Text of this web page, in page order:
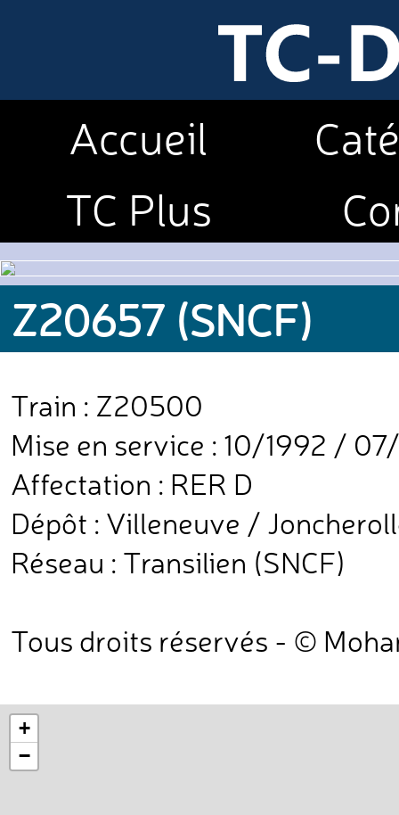
Accueil
TC Plus
Z20657 (SNCF)
Train : Z20500
Mise en service : 10/1992 /
Affectation : RER D
Dépôt : Villeneuve /
Réseau : Transilien (SNCF)
Tous droits réservés - ©
+
−